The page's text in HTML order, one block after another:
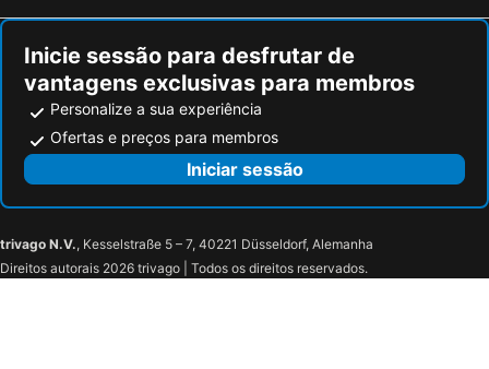
Inicie sessão para desfrutar de
vantagens exclusivas para membros
Personalize a sua experiência
Ofertas e preços para membros
Iniciar sessão
trivago N.V., Kesselstraße 5 – 7, 40221 Düsseldorf, Alemanha
Direitos autorais 2026 trivago | Todos os direitos reservados.